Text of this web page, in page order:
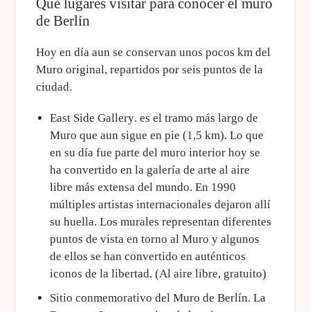
Qué lugares visitar para conocer el muro
de Berlín
Hoy en día aun se conservan unos pocos km del
Muro original, repartidos por seis puntos de la
ciudad.
East Side Gallery. es el tramo más largo de
Muro que aun sigue en pie (1,5 km). Lo que
en su día fue parte del muro interior hoy se
ha convertido en la galería de arte al aire
libre más extensa del mundo. En 1990
múltiples artistas internacionales dejaron allí
su huella. Los murales representan diferentes
puntos de vista en torno al Muro y algunos
de ellos se han convertido en auténticos
iconos de la libertad. (Al aire libre, gratuito)
Sitio conmemorativo del Muro de Berlín. La